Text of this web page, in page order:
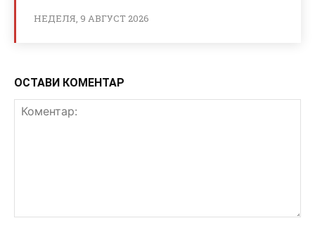
НЕДЕЛЯ, 9 АВГУСТ 2026
ОСТАВИ КОМЕНТАР